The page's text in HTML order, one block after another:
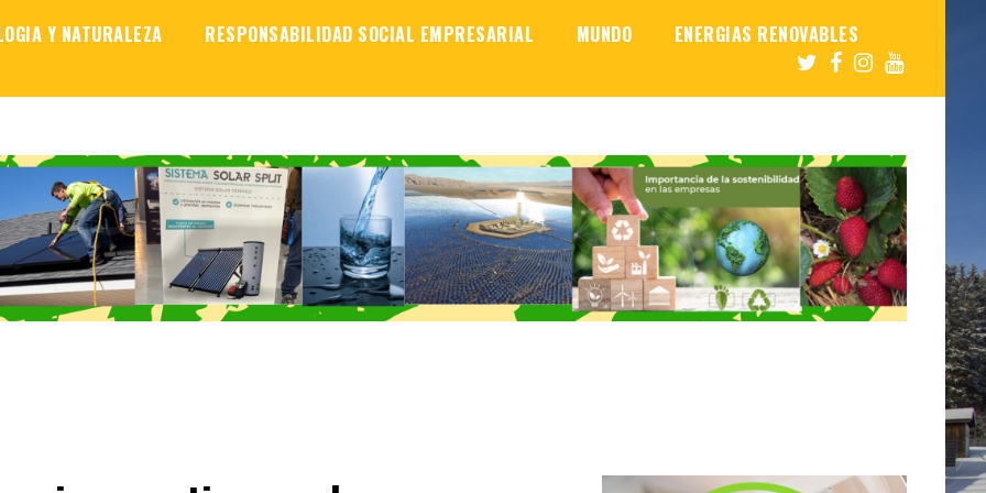
Y NATURALEZA RESPONSABILIDAD SOCIAL EMPRESARIAL MUNDO ENERGIAS RENOVABLES